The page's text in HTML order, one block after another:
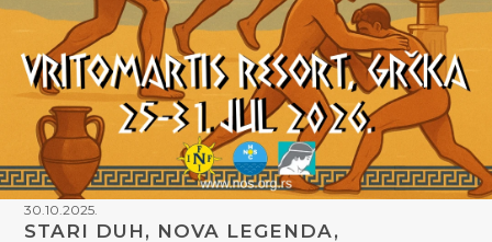
30.10.2025.
STARI DUH, NOVA LEGENDA,